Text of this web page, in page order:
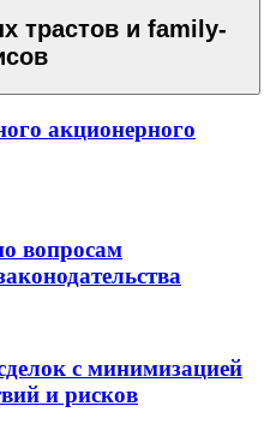
трастов и family-
акционерного
вопросам
с минимизацией
и рисков